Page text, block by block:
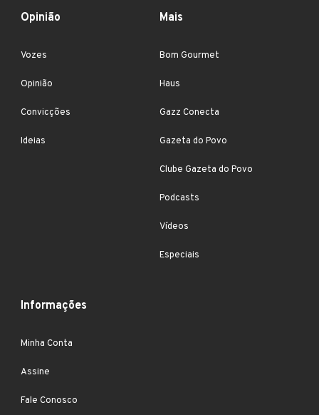
Opinião
Vozes
Opinião
Convicções
Ideias
Mais
Bom Gourmet
Haus
Gazz Conecta
Gazeta do Povo
Clube Gazeta do Povo
Podcasts
Vídeos
Especiais
Informações
Minha Conta
Assine
Fale Conosco